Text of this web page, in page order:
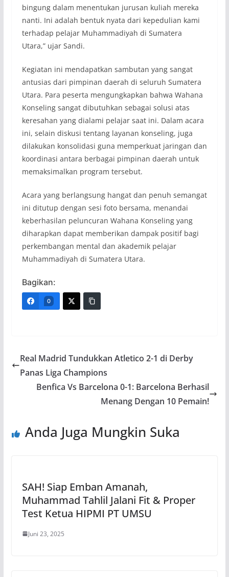
bingung dalam menentukan jurusan kuliah mereka
nanti. Ini adalah bentuk nyata dari kepedulian kami
terhadap pelajar Muhammadiyah di Sumatera
Utara,” ujar Sandi.
Kegiatan ini mendapatkan sambutan yang sangat
antusias dari pimpinan daerah di seluruh Sumatera
Utara. Para peserta mengungkapkan bahwa Wahana
Konseling sangat dibutuhkan sebagai solusi atas
keresahan yang dialami pelajar saat ini. Dalam acara
ini, selain diskusi tentang layanan konseling, juga
dilakukan konsolidasi guna memperkuat jaringan dan
koordinasi antara berbagai pimpinan daerah untuk
memaksimalkan program tersebut.
Acara yang berlangsung hangat dan penuh semangat
ini ditutup dengan sesi foto bersama, menandai
keberhasilan peluncuran Wahana Konseling yang
diharapkan dapat memberikan dampak positif bagi
perkembangan mental dan akademik pelajar
Muhammadiyah di Sumatera Utara.
Bagikan:
0
Real Madrid Tundukkan Atletico 2-1 di Derby
Panas Liga Champions
Benfica Vs Barcelona 0-1: Barcelona Berhasil
Menang Dengan 10 Pemain!
Anda Juga Mungkin Suka
SAH! Siap Emban Amanah,
Muhammad Tahlil Jalani Fit & Proper
Test Ketua HIPMI PT UMSU
Juni 23, 2025